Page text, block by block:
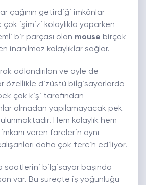
çağının getirdiği imkânlar
işimizi kolaylıkla yaparken
bir parçası olan mouse birçok
inanılmaz kolaylıklar sağlar.
adlandırılan ve öyle de
özellikle dizüstü bilgisayarlarda
çok kişi tarafından
olmadan yapılamayacak pek
Hem kolaylık hem
veren farelerin aynı
daha çok tercih ediliyor.
saatlerini bilgisayar başında
var. Bu süreçte iş yoğunluğu